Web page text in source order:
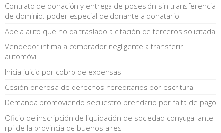
Contrato de donación y entrega de posesión sin transferencia
de dominio. poder especial de donante a donatario
Apela auto que no da traslado a citación de terceros solicitada
Vendedor intima a comprador negligente a transferir
automóvil
Inicia juicio por cobro de expensas
Cesión onerosa de derechos hereditarios por escritura
Demanda promoviendo secuestro prendario por falta de pago
Oficio de inscripción de liquidación de sociedad conyugal ante
rpi de la provincia de buenos aires